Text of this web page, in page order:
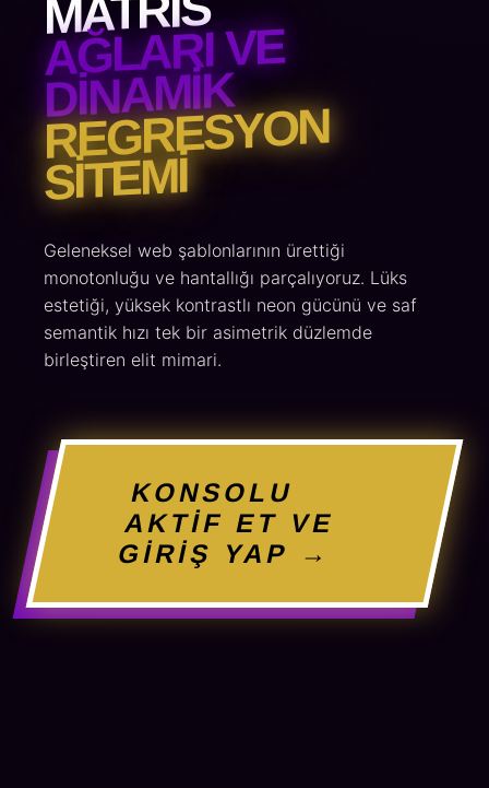
AĞLARI VE
DINAMIK
REGRESYON
SITEMI
Geleneksel web şablonlarının ürettiği
monotonluğu ve hantallığı parçalıyoruz. Lüks
estetiği, yüksek kontrastlı neon gücünü ve saf
semantik hızı tek bir asimetrik düzlemde
birleştiren elit mimari.
KONSOLU
AKTİF ET VE
GİRİŞ YAP →